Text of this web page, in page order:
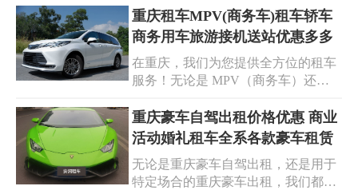
激情四溢的保时捷；无论是运动感十
足的宝马，还是科技领先的奥迪；无
论是尊贵典雅的奔驰，还是优雅迷人
的玛莎拉蒂，您都能在我们这里找到
致力于为您打造独一无二的自驾体
验。车辆均经过精心维护，性能卓
越，
范围：高端轿车租赁（如奔驰S级、
宝马7系等）：每日租金约为1200-
埃尔法、丰田考斯特等）每日租金约
为1200-1600元，超跑租赁（如保时
通常在二三千元左右，实际价格可能
会受到市场供需关系、季节性需求等
因素的影响而有所波动。
重庆租车MPV(商务车)租车轿车
商务用车旅游接机送站优惠多多
在重庆，我们为您提供全方位的租车
服务！无论是 MPV（商务车）还是
车，我们都能满足您的需求。我们拥
有别克、丰田等多种热门车型可供选
是接机送站，还是畅行旅游，都能为
您带来便捷与愉悦的体验。选择我们
重庆豪车自驾出租价格优惠 商业
活动婚礼租车全系各款豪车租赁
无论是重庆豪车自驾出租，还是用于
特定场合的重庆豪车出租，我们都能